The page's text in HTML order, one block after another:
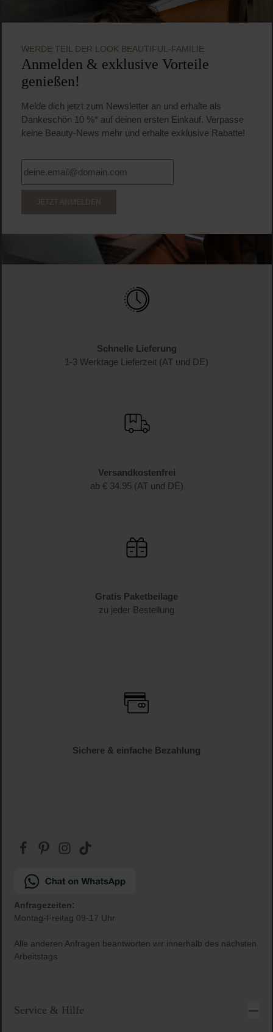
WERDE TEIL DER LOOK BEAUTIFUL-FAMILIE
Anmelden & exklusive Vorteile
genießen!
Melde dich jetzt zum Newsletter an und erhalte als
Dankeschön 10 %* auf deinen ersten Einkauf. Verpasse
keine Beauty-News mehr und erhalte exklusive Rabatte!
JETZT ANMELDEN
Schnelle Lieferung
1-3 Werktage Lieferzeit (AT und DE)
Versandkostenfrei
ab € 34.95 (AT und DE)
Gratis Paketbeilage
zu jeder Bestellung
Sichere & einfache Bezahlung
Anfragezeiten:
Montag-Freitag 09-17 Uhr
Alle anderen Anfragen beantworten wir innerhalb des nächsten
Arbeitstags
Service & Hilfe